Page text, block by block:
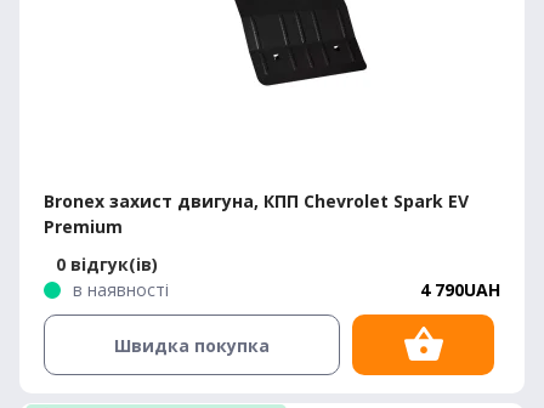
Bronex захист двигуна, КПП Chevrolet Spark EV
Premium
0 відгук(ів)
в наявності
4 790UAH
Швидка покупка